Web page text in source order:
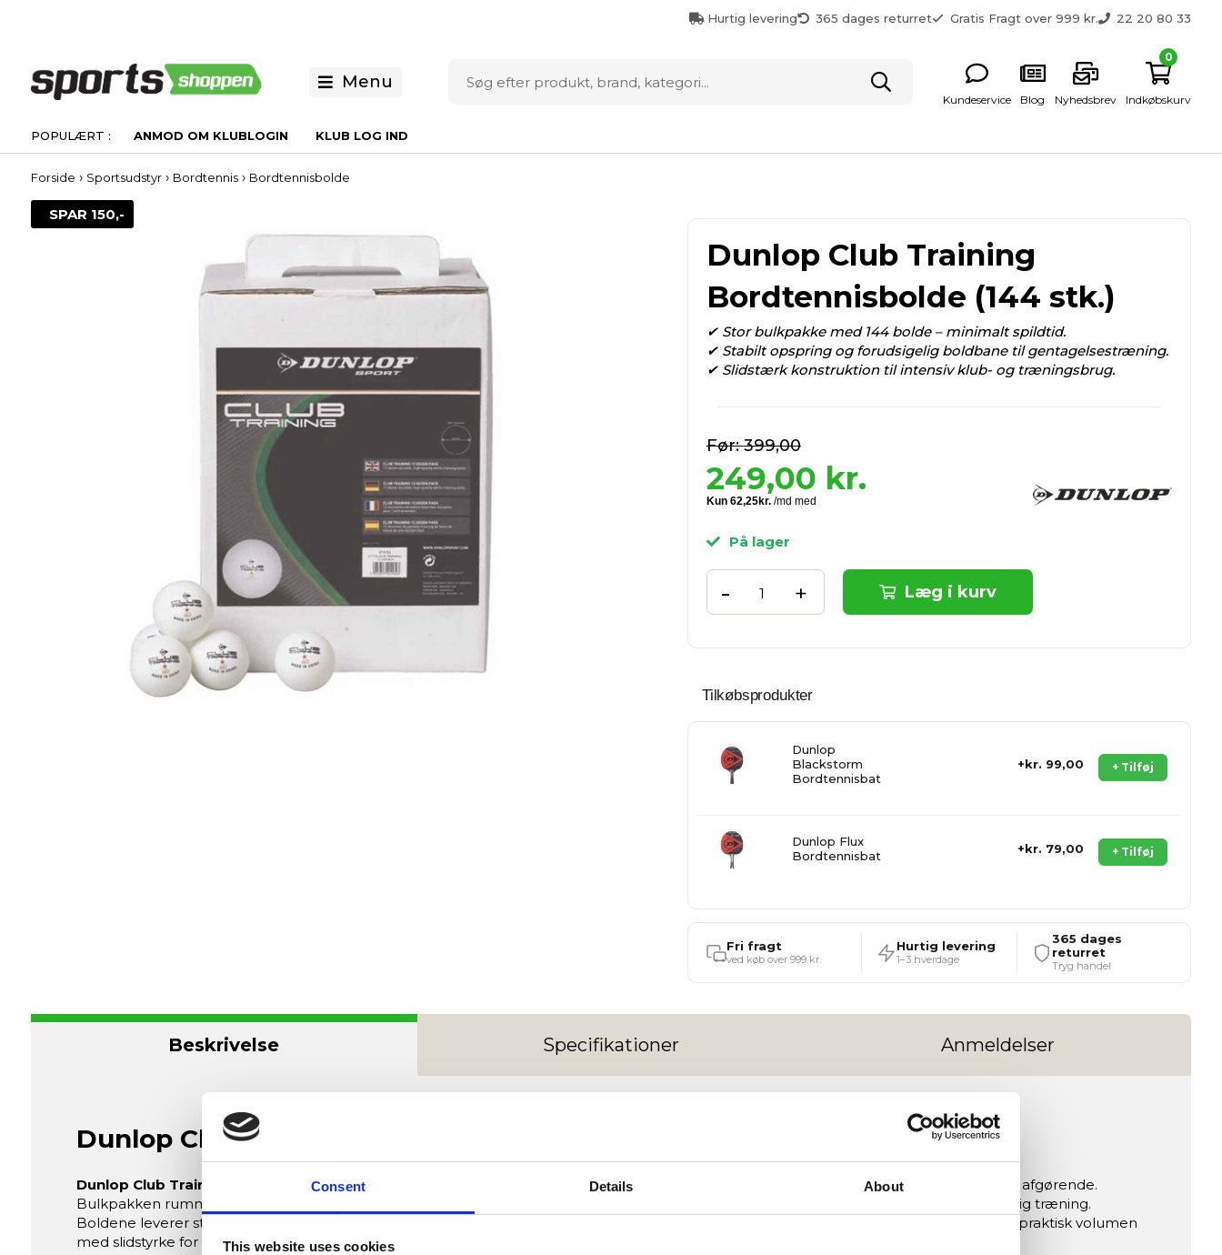
Consent Details About
This website uses cookies
Hurtig levering 365 dages returret Gratis Fragt over 999 kr. 22 20 80 33
Menu
Kundeservice Blog Nyhedsbrev Indkøbskurv
0
ANMOD OM KLUBLOGIN KLUB LOG IND
Forside › Sportsudstyr› Bordtennis› Bordtennisbolde
SPAR 150,-
Dunlop Club Training
Bordtennisbolde (144 stk.)
✔ Stor bulkpakke med 144 bolde – minimalt spildtid.
✔ Stabilt opspring og forudsigelig boldbane til gentagelsestræning.
✔ Slidstærk konstruktion til intensiv klub- og træningsbrug.
399,00
249,00 kr.
På lager
+
- Læg i kurv
Tilkøbsprodukter
+ Tilføj
Dunlop
Blackstorm
Bordtennisbat
kr. 99,00
+ Tilføj
Dunlop Flux
Bordtennisbat
kr. 79,00
Fri fragt
ved køb over 999 kr.
Hurtig levering
1–3 hverdage
365 dages
returret
Tryg handel
Beskrivelse Specifikationer Anmeldelser
Dunlop Club Training Bordtennisbolde (144 stk.)
Dunlop Club Training Bordtennisbolde (144 stk.)
er udviklet til gentagen og målrettet træning, hvor ensartet kvalitet og holdbarhed er afgørende.
Bulkpakken rummer 144 bolde, hvilket gør den perfekt til klubber, skoler og træningscentre, der har brug for mange bolde til kontinuerlig træning.
Boldene leverer stabilt opspring og en forudsigelig boldbane, så træningen kan fokusere på teknik og repetition. Produktet kombinerer praktisk volumen
med slidstyrke for langvarig brug i et travlt træningsmiljø.